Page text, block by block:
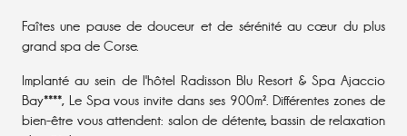
Faîtes une pause de douceur et de sérénité au cœur du plus
grand spa de Corse.
Implanté au sein de l'hôtel Radisson Blu Resort & Spa Ajaccio
Bay****, Le Spa vous invite dans ses 900m². Différentes zones de
bien-être vous attendent: salon de détente, bassin de relaxation